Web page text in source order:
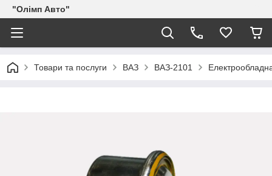
"Олімп Авто"
Товари та послуги ВАЗ ВАЗ-2101